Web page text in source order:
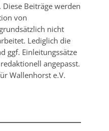
. Diese Beiträge werden
von
nicht
Lediglich die
ggf. Einleitungssätze
angepasst.
Wallenhorst e.V.